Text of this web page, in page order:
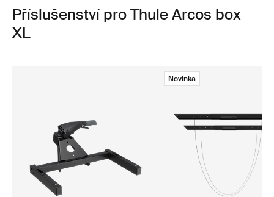
Příslušenství pro Thule Arcos box
XL
Novinka